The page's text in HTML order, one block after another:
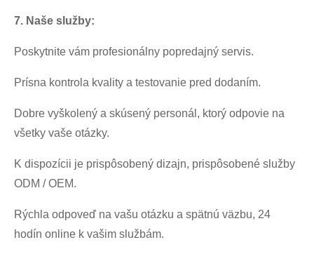
7. Naše služby:
Poskytnite vám profesionálny popredajný servis.
Prísna kontrola kvality a testovanie pred dodaním.
Dobre vyškolený a skúsený personál, ktorý odpovie na
všetky vaše otázky.
K dispozícii je prispôsobený dizajn, prispôsobené služby
ODM / OEM.
Rýchla odpoveď na vašu otázku a spätnú väzbu, 24
hodín online k vašim službám.